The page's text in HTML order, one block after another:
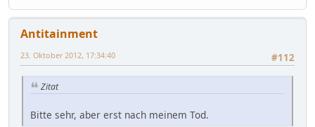
Antitainment
#112
23. Oktober 2012, 17:34:40
Zitat
Bitte sehr, aber erst nach meinem Tod.